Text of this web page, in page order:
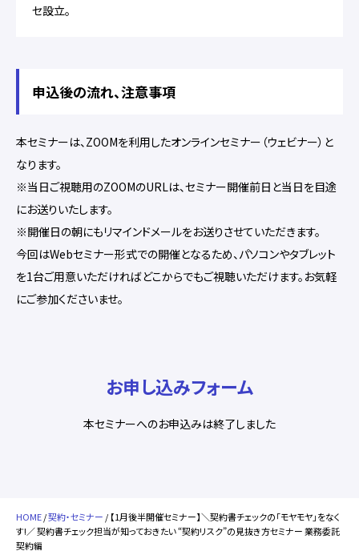
セ設立。
申込後の流れ、注意事項
本セミナーは、ZOOMを利用したオンラインセミナー（ウェビナー）と
なります。
※当日ご視聴用のZOOMのURLは、セミナー開催前日と当日を目途
にお送りいたします。
※開催日の朝にもリマインドメールをお送りさせていただきます。
今回はWebセミナー形式での開催となるため、パソコンやタブレット
を1台ご用意いただければどこからでもご視聴いただけます。お気軽
にご参加くださいませ。
お申し込みフォーム
本セミナーへのお申込みは終了しました
HOME/契約・セミナー / 【1月後半開催セミナー】＼契約書チェックの「モヤモヤ」をなく
す!／ 契約書チェック担当が知っておきたい “契約リスク”の見抜き方セミナー 業務委託
契約編